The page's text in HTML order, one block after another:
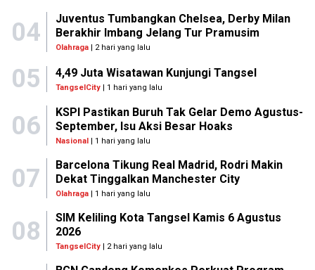
04
Juventus Tumbangkan Chelsea, Derby Milan
Berakhir Imbang Jelang Tur Pramusim
Olahraga| 2 hari yang lalu
05 4,49 Juta Wisatawan Kunjungi Tangsel
TangselCity | 1 hari yang lalu
06
KSPI Pastikan Buruh Tak Gelar Demo Agustus-
September, Isu Aksi Besar Hoaks
Nasional| 1 hari yang lalu
07
Barcelona Tikung Real Madrid, Rodri Makin
Dekat Tinggalkan Manchester City
Olahraga| 1 hari yang lalu
08
SIM Keliling Kota Tangsel Kamis 6 Agustus
2026
TangselCity| 2 hari yang lalu